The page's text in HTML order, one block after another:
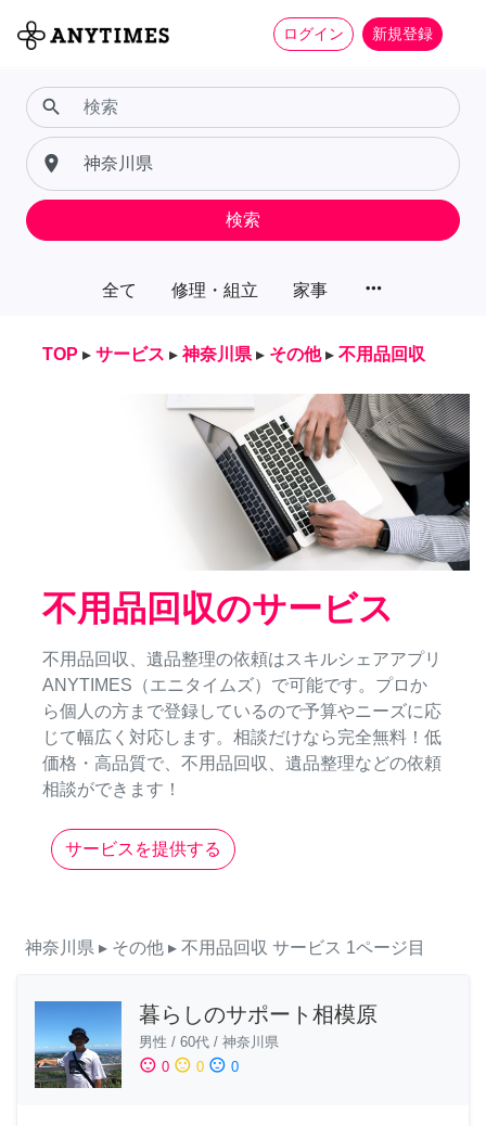
ログイン 新規登録
全て 修理・組立 家事 more_horiz
search
place
検索
TOP ▸ サービス ▸ 神奈川県 ▸ その他 ▸ 不用品回収
不用品回収のサービス
不用品回収、遺品整理の依頼はスキルシェアアプリ
ANYTIMES（エニタイムズ）で可能です。プロか
ら個人の方まで登録しているので予算やニーズに応
じて幅広く対応します。相談だけなら完全無料！低
価格・高品質で、不用品回収、遺品整理などの依頼
相談ができます！
サービスを提供する
神奈川県 ▸ その他 ▸ 不用品回収 サービス 1ページ目
暮らしのサポート相模原
男性 / 60代 / 神奈川県
sentiment_satisfied 0 sentiment_neutral 0 sentiment_dissatisfied 0